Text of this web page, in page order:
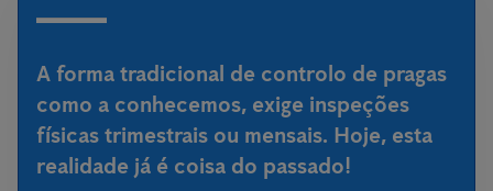
A forma tradicional de controlo de pragas
como a conhecemos, exige inspeções
físicas trimestrais ou mensais. Hoje, esta
realidade já é coisa do passado!